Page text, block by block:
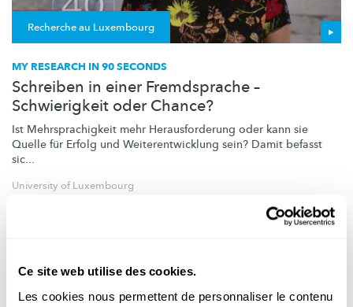
Ce site web utilise des cookies.
Les cookies nous permettent de personnaliser le contenu
Recherche au Luxembourg
MY RESEARCH IN 90 SECONDS
Schreiben in einer Fremdsprache –
Schwierigkeit oder Chance?
Ist Mehrsprachigkeit mehr Herausforderung oder kann sie
Quelle für Erfolg und Weiterentwicklung sein? Damit befasst
sic...
University of Luxembourg